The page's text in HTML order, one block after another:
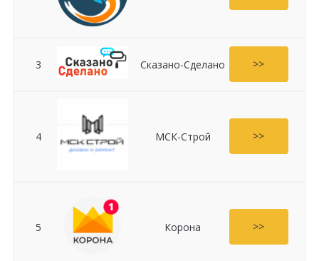
3 Сказано-Сделано >>
4 МСК-Строй >>
5 Корона >>